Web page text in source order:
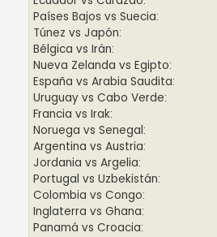
Países Bajos vs Suecia:
Túnez vs Japón:
Bélgica vs Irán:
Nueva Zelanda vs Egipto:
España vs Arabia Saudita:
Uruguay vs Cabo Verde:
Francia vs Irak:
Noruega vs Senegal:
Argentina vs Austria:
Jordania vs Argelia:
Portugal vs Uzbekistán:
Colombia vs Congo:
Inglaterra vs Ghana:
Panamá vs Croacia: